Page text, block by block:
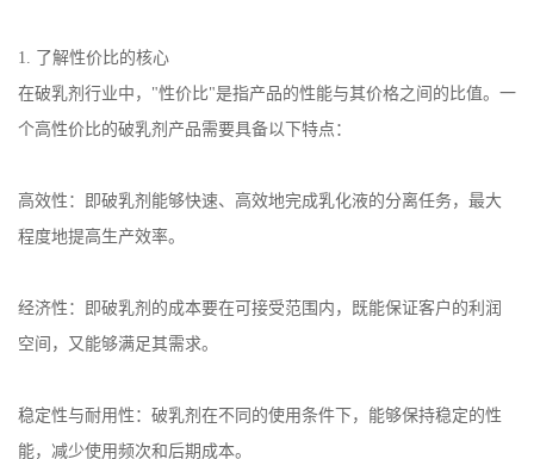
1.
了解性价比的核心
在破乳剂行业中， "性价比"是指产品的性能与其价格之间的比值。一
个高性价比的破乳剂产品需要具备以下特点：
高效性：即破乳剂能够快速、高效地完成乳化液的分离任务，最大
程度地提高生产效率。
经济性：即破乳剂的成本要在可接受范围内，既能保证客户的利润
空间，又能够满足其需求。
稳定性与耐用性：破乳剂在不同的使用条件下，能够保持稳定的性
能，减少使用频次和后期成本。